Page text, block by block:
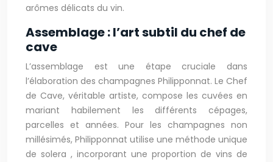
arômes délicats du vin.
Assemblage : l’art subtil du chef de
cave
L’assemblage est une étape cruciale dans
l’élaboration des champagnes Philipponnat. Le Chef
de Cave, véritable artiste, compose les cuvées en
mariant habilement les différents cépages,
parcelles et années. Pour les champagnes non
millésimés, Philipponnat utilise une méthode unique
de solera , incorporant une proportion de vins de